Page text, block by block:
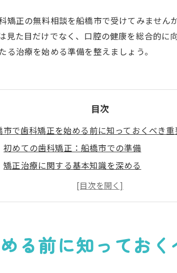
矯正の無料相談を船橋市で受けてみませ
見た目だけでなく、口腔の健康を総合的に
治療を始める準備を整えましょう。
目次
市で歯科矯正を始める前に知っておくべき重
初めての歯科矯正：船橋市での準備
矯正治療に関する基本知識を深める
船橋市の歯科矯正クリニックの選び方
無料相談を活用して理想の矯正プランを見
治療にかかる時間と費用の目安を理解する
の笑顔を実現するための歯科矯正の無料相談
る前に知ってお